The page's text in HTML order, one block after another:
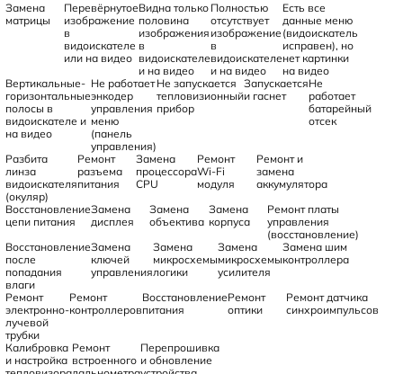
Замена
матрицы
Перевёрнутое
изображение
в
видоискателе
или на видео
Видна только
половина
изображения
в
видоискателе
и на видео
Полностью
отсутствует
изображение
в
видоискателе
и на видео
Есть все
данные меню
(видоискатель
исправен), но
нет картинки
на видео
Вертикальные-
горизонтальные
полосы в
видоискателе и
на видео
Не работает
энкодер
управления
меню
(панель
управления)
Не запускается
тепловизионный
прибор
Запускается
и гаснет
Не
работает
батарейный
отсек
Разбита
линза
видоискателя
(окуляр)
Ремонт
разъема
питания
Замена
процессора
CPU
Ремонт
Wi-Fi
модуля
Ремонт и
замена
аккумулятора
Восстановление
цепи питания
Замена
дисплея
Замена
объектива
Замена
корпуса
Ремонт платы
управления
(восстановление)
Восстановление
после
попадания
влаги
Замена
ключей
управления
Замена
микросхемы
логики
Замена
микросхемы
усилителя
Замена шим
контроллера
Ремонт
электронно-
лучевой
трубки
Ремонт
контроллеров
Восстановление
питания
Ремонт
оптики
Ремонт датчика
синхроимпульсов
Калибровка
и настройка
Ремонт
встроенного
Перепрошивка
и обновление